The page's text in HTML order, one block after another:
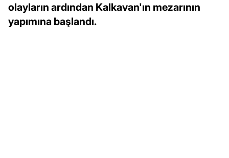
olayların ardından Kalkavan'ın mezarının
yapımına başlandı.